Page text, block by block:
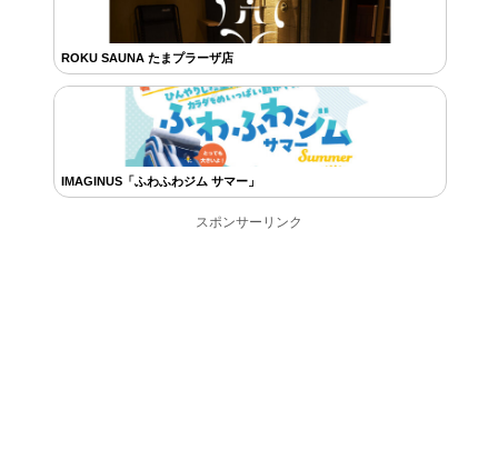
ROKU SAUNA たまプラーザ店
IMAGINUS「ふわふわジム サマー」
スポンサーリンク